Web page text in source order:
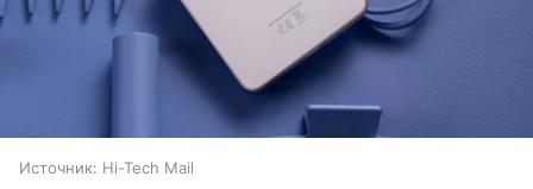
Источник: Hi-Tech Mail